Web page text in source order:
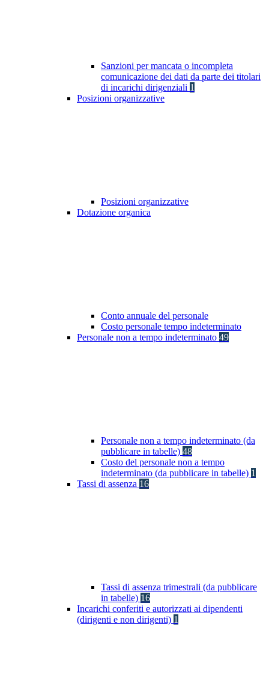
Sanzioni per mancata o incompleta
comunicazione dei dati da parte dei titolari
di incarichi dirigenziali 1
Posizioni organizzative
Posizioni organizzative
Dotazione organica
Conto annuale del personale
Costo personale tempo indeterminato
Personale non a tempo indeterminato 49
Personale non a tempo indeterminato (da
pubblicare in tabelle) 48
Costo del personale non a tempo
indeterminato (da pubblicare in tabelle) 1
Tassi di assenza 16
Tassi di assenza trimestrali (da pubblicare
in tabelle) 16
Incarichi conferiti e autorizzati ai dipendenti
(dirigenti e non dirigenti) 1